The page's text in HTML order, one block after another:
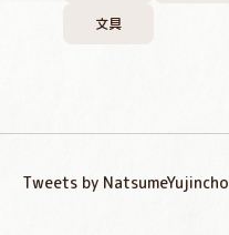
文具
Tweets by NatsumeYujincho